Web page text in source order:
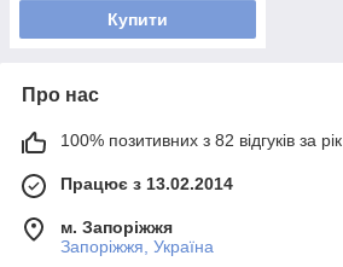
Купити
Про нас
100% позитивних з 82 відгуків за рік
Працює з 13.02.2014
м. Запоріжжя
Запоріжжя, Україна